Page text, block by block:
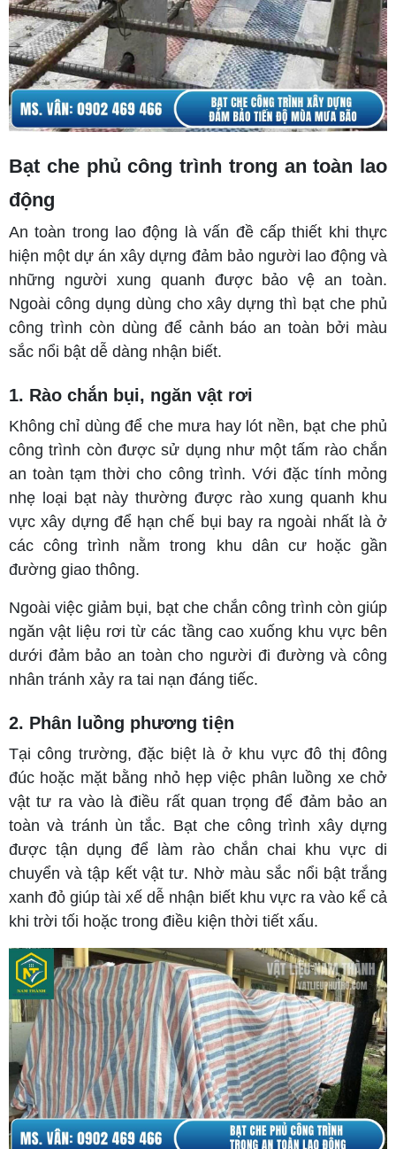
Bạt che phủ công trình trong an toàn lao
động
An toàn trong lao động là vấn đề cấp thiết khi thực
hiện một dự án xây dựng đảm bảo người lao động và
những người xung quanh được bảo vệ an toàn.
Ngoài công dụng dùng cho xây dựng thì bạt che phủ
công trình còn dùng để cảnh báo an toàn bởi màu
sắc nổi bật dễ dàng nhận biết.
1. Rào chắn bụi, ngăn vật rơi
Không chỉ dùng để che mưa hay lót nền, bạt che phủ
công trình còn được sử dụng như một tấm rào chắn
an toàn tạm thời cho công trình. Với đặc tính mỏng
nhẹ loại bạt này thường được rào xung quanh khu
vực xây dựng để hạn chế bụi bay ra ngoài nhất là ở
các công trình nằm trong khu dân cư hoặc gần
đường giao thông.
Ngoài việc giảm bụi, bạt che chắn công trình còn giúp
ngăn vật liệu rơi từ các tầng cao xuống khu vực bên
dưới đảm bảo an toàn cho người đi đường và công
nhân tránh xảy ra tai nạn đáng tiếc.
2. Phân luồng phương tiện
Tại công trường, đặc biệt là ở khu vực đô thị đông
đúc hoặc mặt bằng nhỏ hẹp việc phân luồng xe chở
vật tư ra vào là điều rất quan trọng để đảm bảo an
toàn và tránh ùn tắc. Bạt che công trình xây dựng
được tận dụng để làm rào chắn chai khu vực di
chuyển và tập kết vật tư. Nhờ màu sắc nổi bật trắng
xanh đỏ giúp tài xế dễ nhận biết khu vực ra vào kể cả
khi trời tối hoặc trong điều kiện thời tiết xấu.